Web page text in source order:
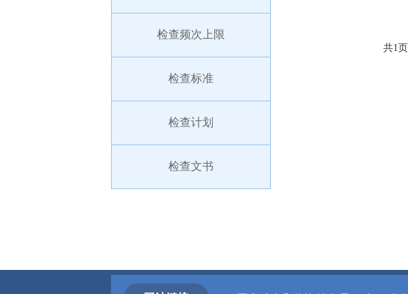
检查频次上限
检查标准
检查计划
检查文书
共1页